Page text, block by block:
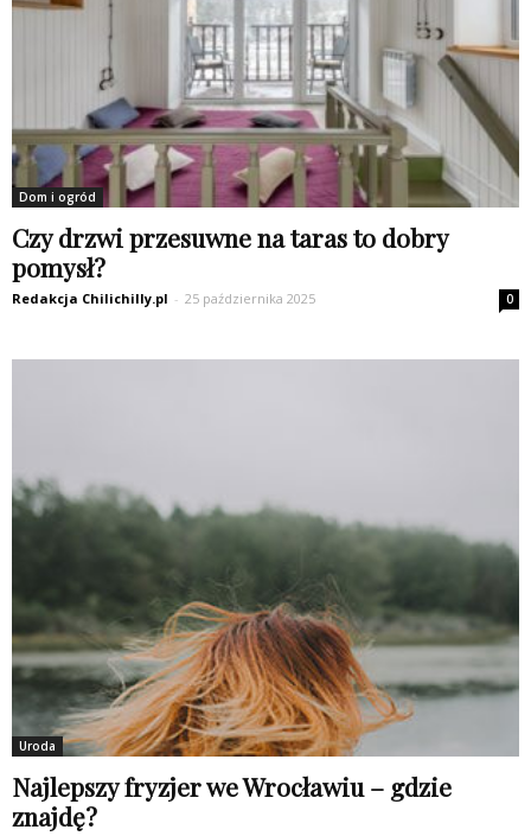
Dom i ogród
Czy drzwi przesuwne na taras to dobry
pomysł?
Redakcja Chilichilly.pl - 25 października 2025 0
Uroda
Najlepszy fryzjer we Wrocławiu – gdzie
znajdę?